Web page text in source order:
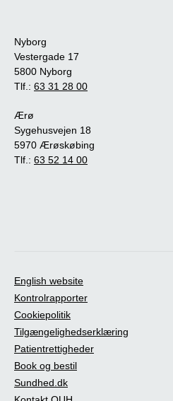
Nyborg
Vestergade 17
5800 Nyborg
Tlf.: 63 31 28 00
Ærø
Sygehusvejen 18
5970 Ærøskøbing
Tlf.: 63 52 14 00
English website
Kontrolrapporter
Cookiepolitik
Tilgængelighedserklæring
Patientrettigheder
Book og bestil
Sundhed.dk